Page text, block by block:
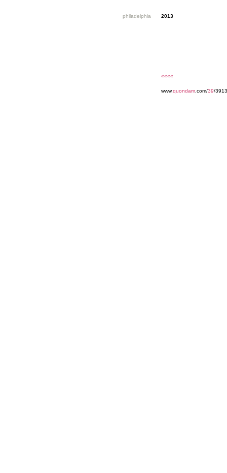
philadelphia 2013
««««
www.quondam .com/39/